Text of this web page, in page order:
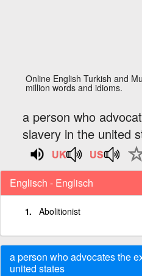
Online English Turkish and
million words and idioms.
a person who
slavery in the united
Englisch - Englisch
Abolitionist
a person who advocates the
united states